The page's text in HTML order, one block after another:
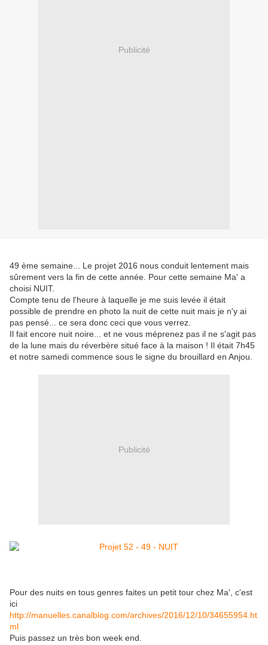
Publicité
49 ème semaine... Le projet 2016 nous conduit lentement mais
sûrement vers la fin de cette année. Pour cette semaine Ma' a
choisi NUIT.
Compte tenu de l'heure à laquelle je me suis levée il était
possible de prendre en photo la nuit de cette nuit mais je n'y ai
pas pensé... ce sera donc ceci que vous verrez.
Il fait encore nuit noire... et ne vous méprenez pas il ne s'agit pas
de la lune mais du réverbère situé face à la maison ! Il était 7h45
et notre samedi commence sous le signe du brouillard en Anjou.
Publicité
Pour des nuits en tous genres faites un petit tour chez Ma', c'est
ici
http://manuelles.canalblog.com/archives/2016/12/10/34655954.ht
ml
Puis passez un très bon week end.